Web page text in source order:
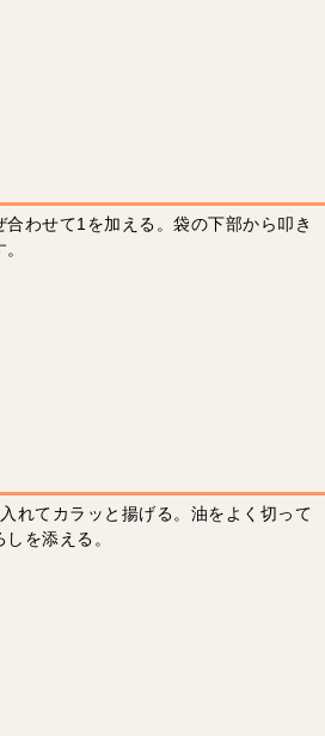
わせて1を加える。袋の下部から叩き
れてカラッと揚げる。油をよく切って
を添える。